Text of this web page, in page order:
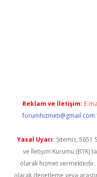
Reklam ve İletişim: E-
forumhizmeti@gmail.com
Yasal Uyarı: Sitemiz, 5651
ve İletişim Kurumu (BTK)
olarak hizmet
olarak denetleme veya